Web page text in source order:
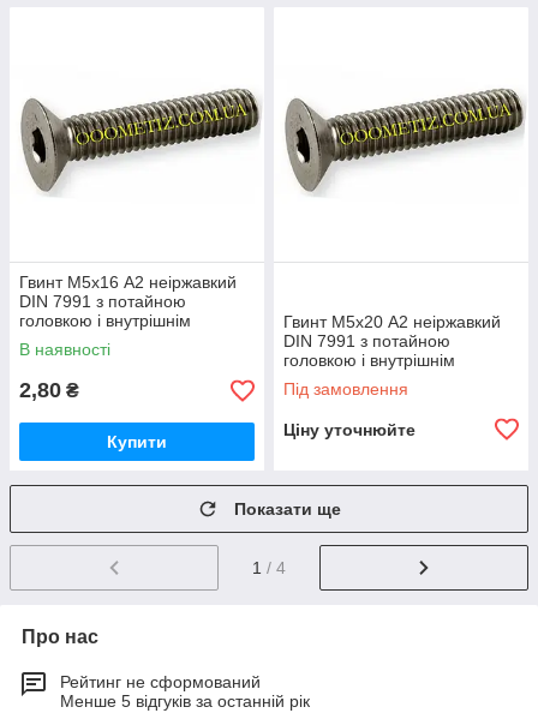
Гвинт М5х16 А2 неіржавкий
DIN 7991 з потайною
головкою і внутрішнім
шестигранником
В наявності
2,80 ₴
Купити
Гвинт М5х20 А2 неіржавкий
DIN 7991 з потайною
головкою і внутрішнім
шестигранником
Під замовлення
Ціну уточнюйте
Показати ще
1 / 4
Про нас
Рейтинг не сформований
Менше 5 відгуків за останній рік